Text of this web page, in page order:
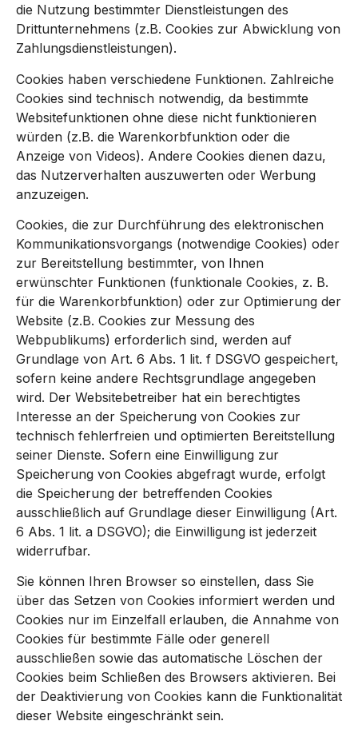
die Nutzung bestimmter Dienstleistungen des
Drittunternehmens (z.B. Cookies zur Abwicklung von
Zahlungsdienstleistungen).
Cookies haben verschiedene Funktionen. Zahlreiche
Cookies sind technisch notwendig, da bestimmte
Websitefunktionen ohne diese nicht funktionieren
würden (z.B. die Warenkorbfunktion oder die
Anzeige von Videos). Andere Cookies dienen dazu,
das Nutzerverhalten auszuwerten oder Werbung
anzuzeigen.
Cookies, die zur Durchführung des elektronischen
Kommunikationsvorgangs (notwendige Cookies) oder
zur Bereitstellung bestimmter, von Ihnen
erwünschter Funktionen (funktionale Cookies, z. B.
für die Warenkorbfunktion) oder zur Optimierung der
Website (z.B. Cookies zur Messung des
Webpublikums) erforderlich sind, werden auf
Grundlage von Art. 6 Abs. 1 lit. f DSGVO gespeichert,
sofern keine andere Rechtsgrundlage angegeben
wird. Der Websitebetreiber hat ein berechtigtes
Interesse an der Speicherung von Cookies zur
technisch fehlerfreien und optimierten Bereitstellung
seiner Dienste. Sofern eine Einwilligung zur
Speicherung von Cookies abgefragt wurde, erfolgt
die Speicherung der betreffenden Cookies
ausschließlich auf Grundlage dieser Einwilligung (Art.
6 Abs. 1 lit. a DSGVO); die Einwilligung ist jederzeit
widerrufbar.
Sie können Ihren Browser so einstellen, dass Sie
über das Setzen von Cookies informiert werden und
Cookies nur im Einzelfall erlauben, die Annahme von
Cookies für bestimmte Fälle oder generell
ausschließen sowie das automatische Löschen der
Cookies beim Schließen des Browsers aktivieren. Bei
der Deaktivierung von Cookies kann die Funktionalität
dieser Website eingeschränkt sein.